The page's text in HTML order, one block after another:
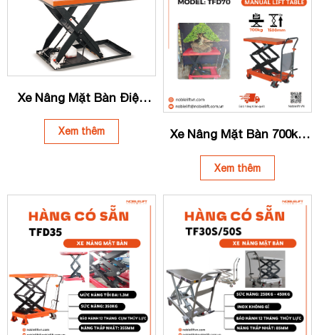
Xe Nâng Mặt Bàn Điện
HIW1.0EU
Xem thêm
Xe Nâng Mặt Bàn 700kg
Xem thêm